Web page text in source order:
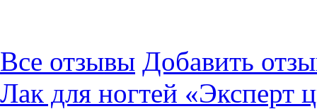
Все отзывы Добавить
Лак для ногтей «Эксперт